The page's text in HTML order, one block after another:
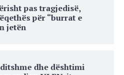
pas tragjedisë,
për “burrat e
jetën
dhe dështimi